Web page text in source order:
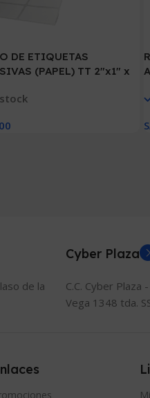
DE ETIQUETAS
(PAPEL) TT 2″x1″ x
X 25 MM)
de la
Cyber Plaza
C.C. Cyber Plaza
Vega 1348 tda.